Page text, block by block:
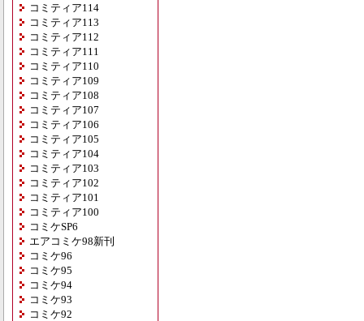
コミティア114
コミティア113
コミティア112
コミティア111
コミティア110
コミティア109
コミティア108
コミティア107
コミティア106
コミティア105
コミティア104
コミティア103
コミティア102
コミティア101
コミティア100
コミケSP6
エアコミケ98新刊
コミケ96
コミケ95
コミケ94
コミケ93
コミケ92